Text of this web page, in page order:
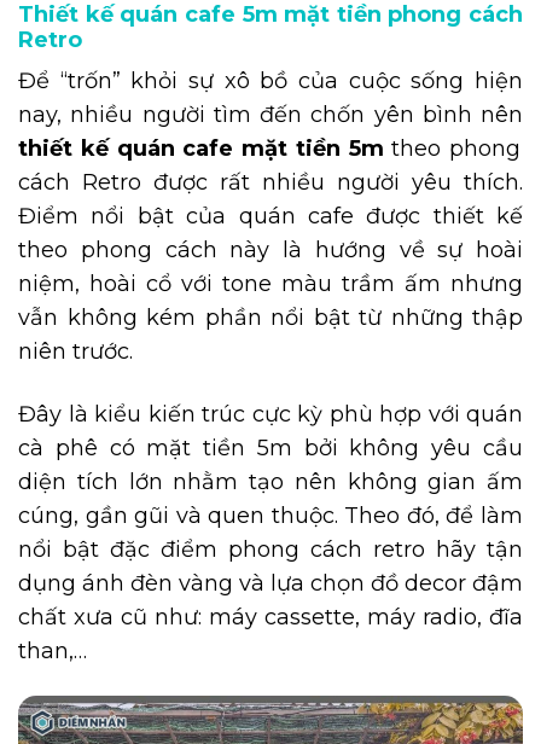
Thiết kế quán cafe 5m mặt tiền phong cách
Retro
Để “trốn” khỏi sự xô bồ của cuộc sống hiện
nay, nhiều người tìm đến chốn yên bình nên
thiết kế quán cafe mặt tiền 5m theo phong
cách Retro được rất nhiều người yêu thích.
Điểm nổi bật của quán cafe được thiết kế
theo phong cách này là hướng về sự hoài
niệm, hoài cổ với tone màu trầm ấm nhưng
vẫn không kém phần nổi bật từ những thập
niên trước.
Đây là kiểu kiến trúc cực kỳ phù hợp với quán
cà phê có mặt tiền 5m bởi không yêu cầu
diện tích lớn nhằm tạo nên không gian ấm
cúng, gần gũi và quen thuộc. Theo đó, để làm
nổi bật đặc điểm phong cách retro hãy tận
dụng ánh đèn vàng và lựa chọn đồ decor đậm
chất xưa cũ như: máy cassette, máy radio, đĩa
than,…